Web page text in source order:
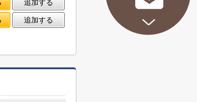
追加する
追加する